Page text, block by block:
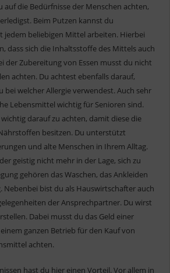
auf die Bedürfnisse der Menschen achten,
Beim Putzen kannst du
jedem beliebigen Mittel arbeiten. Hierbei
dass sich die Inhaltsstoffe des Mittels auch
der Zubereitung von Essen musst du nicht
achten. Du achtest ebenfalls darauf,
bei welcher Allergie verwendest. Auch sehr
Lebensmittel wichtig für Senioren sind.
darauf zu achten, damit diese die
besitzen. Du unterstützt
und alte Menschen in Ihrem Alltag.
geistig nicht mehr in der Lage, sich zu
gehören das Waschen, das Ankleiden
Nebenbei bist du als Hauswirtschafter auch
der Ansprechpartner. Du wirst
Dabei musst du das Geld einer
ganzen Betrieb für den Kauf von
achten.
hast du hier einen Vorteil. Vor allem in